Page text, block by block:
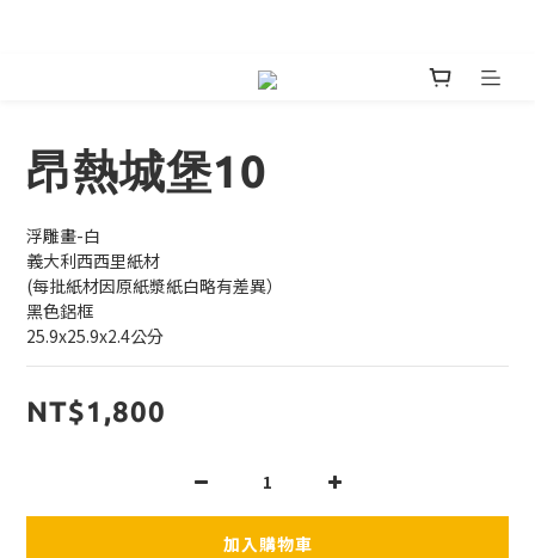
昂熱城堡10
浮雕畫-白
義大利西西里紙材
(每批紙材因原紙漿紙白略有差異）
黑色鋁框
25.9x25.9x2.4公分
NT$1,800
加入購物車